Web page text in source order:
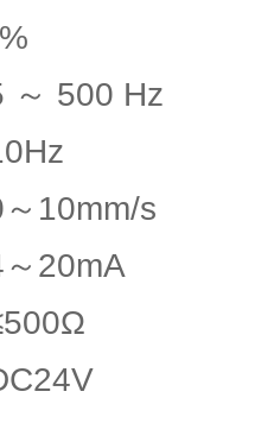
～ 500 Hz
10mm/s
20mA